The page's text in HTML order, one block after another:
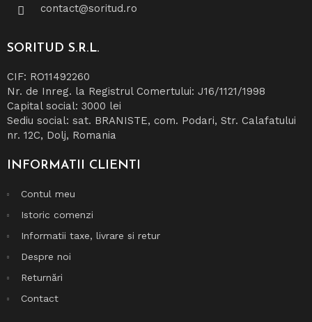
contact@soritud.ro
SORITUD S.R.L.
CIF: RO11492260
Nr. de Inreg. la Registrul Comertului: J16/1121/1998
Capital social: 3000 lei
Sediu social: sat. BRANISTE, com. Podari, Str. Calafatului
nr. 12C, Dolj, Romania
INFORMATII CLIENTI
Contul meu
Istoric comenzi
Informatii taxe, livrare si retur
Despre noi
Returnări
Contact